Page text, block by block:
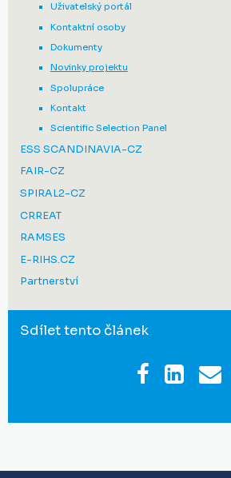
Uživatelský portál
Kontaktní osoby
Dokumenty
Novinky projektu
Spolupráce
Kontakt
Scientific Selection Panel
ESS SCANDINAVIA-CZ
FAIR-CZ
SPIRAL2-CZ
CRREAT
RAMSES
E-RIHS.CZ
Partnerství
Sdílet tento článek